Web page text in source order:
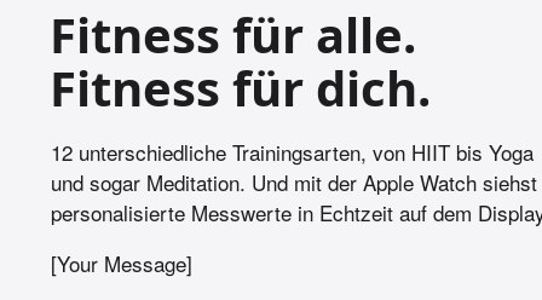
Fitness für alle.
Fitness für dich.
12 unterschiedliche Trainings­arten, von HIIT bis Yoga
und sogar Meditation. Und mit der Apple Watch
personalisierte Messwerte in Echtzeit auf dem
[Your Message]